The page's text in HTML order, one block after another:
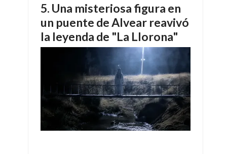
Una misteriosa figura en
un puente de Alvear reavivó
la leyenda de "La Llorona"